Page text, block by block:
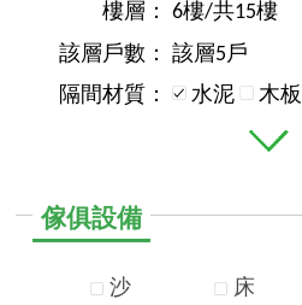
樓層：
6樓/共15樓
該層戶數：
該層5戶
隔間材質：
水泥 木板
傢俱設備
沙
床